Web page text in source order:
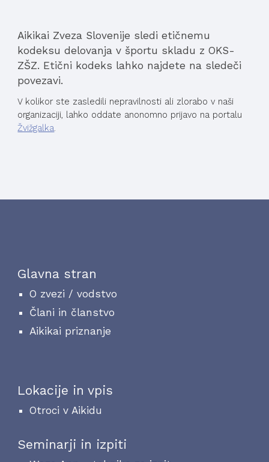
Aikikai Zveza Slovenije sledi etičnemu
kodeksu delovanja v športu skladu z OKS-
ZŠZ. Etični kodeks lahko najdete na sledeči
povezavi.
V kolikor ste zasledili nepravilnosti ali zlorabo v naši
Žvižgalka.
Glavna stran
O zvezi / vodstvo
Člani in članstvo
Aikikai priznanje
Lokacije in vpis
Otroci v Aikidu
Seminarji in izpiti